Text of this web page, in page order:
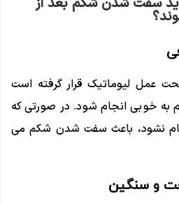
سفت شدن شکم بعد از
عمل لیوماتیک قرار گرفته است
خوبی انجام شود. در صورتی که
نشود، باعث سفت شدن شکم می
و سنگین